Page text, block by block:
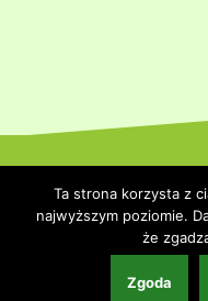
Strona
Ta strona korzysta z
najwyższym poziomie.
że
Zgoda